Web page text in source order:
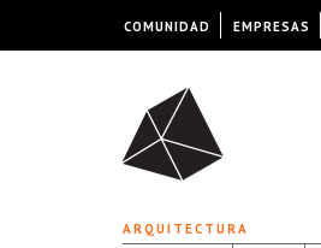
ARQUITECTURA
COMUNIDAD EMPRESAS